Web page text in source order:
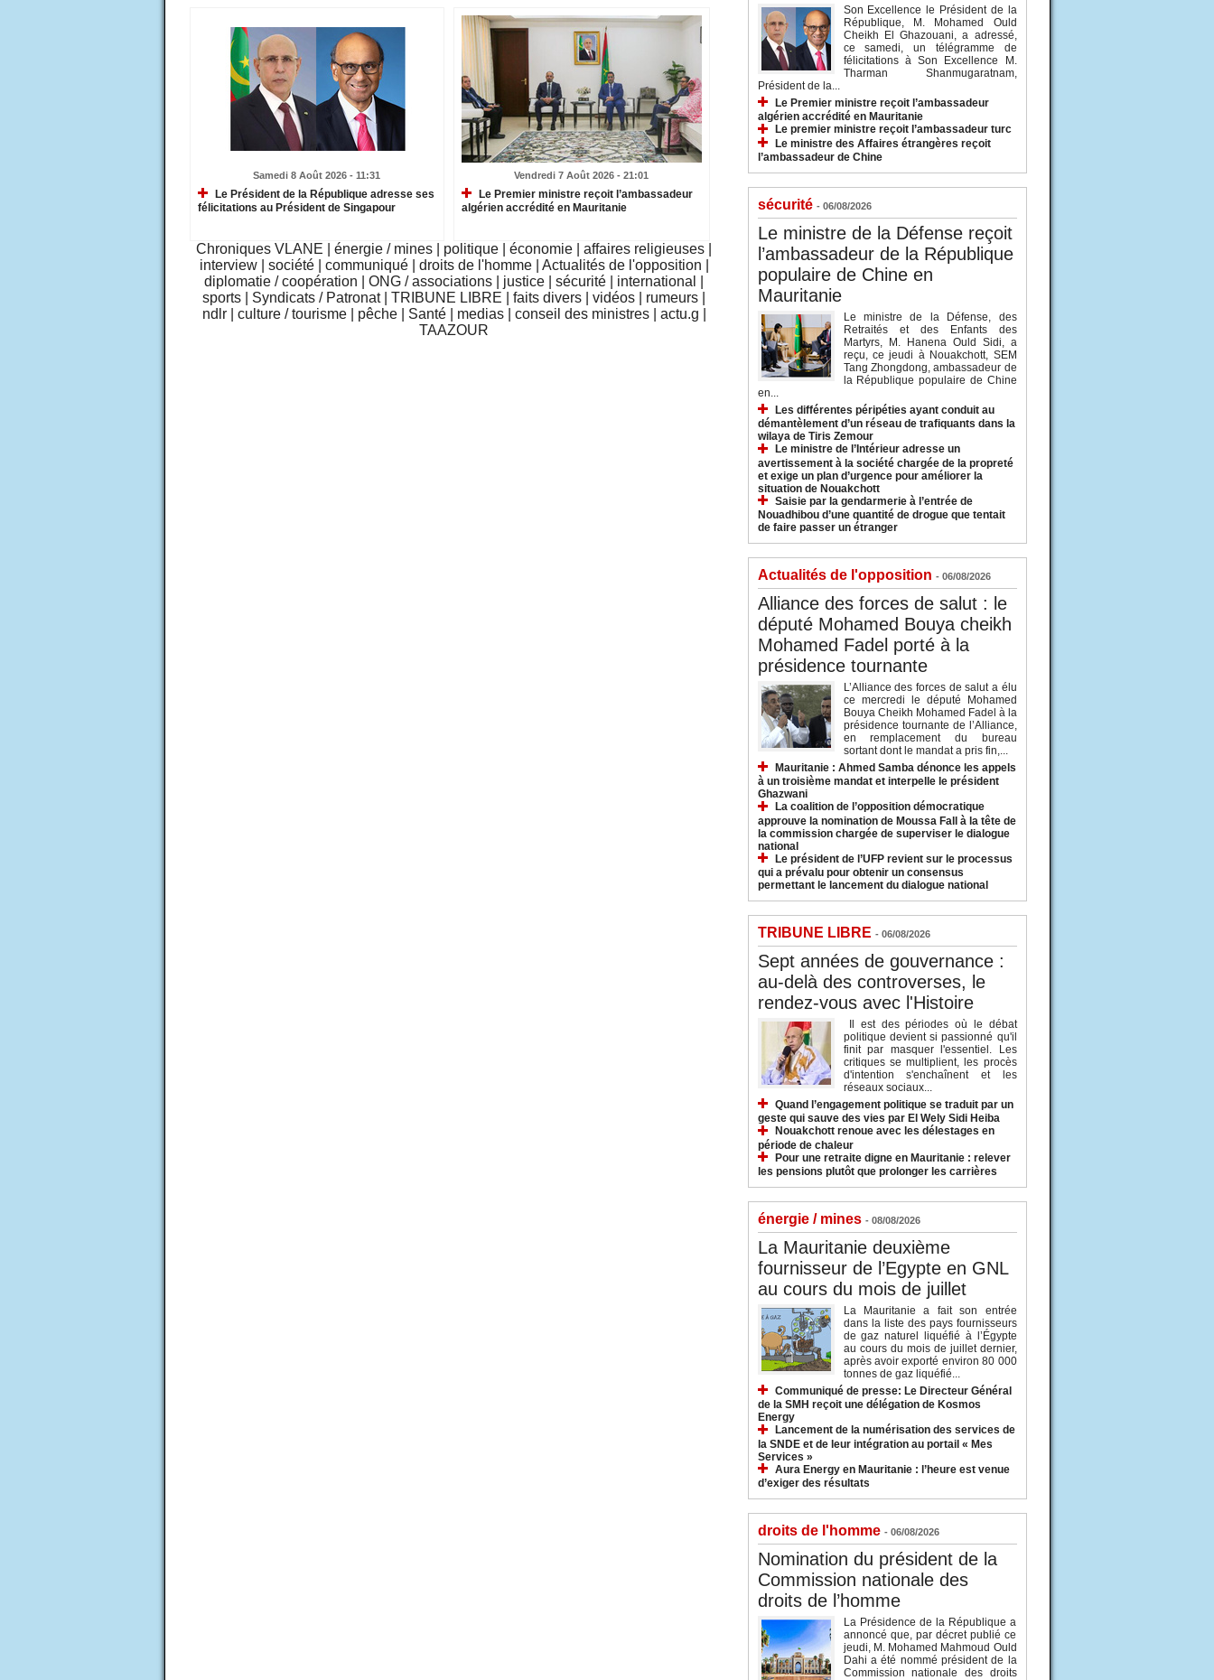
Samedi 8 Août 2026 - 11:31
Le Président de la République adresse ses
félicitations au Président de Singapour
Vendredi 7 Août 2026 - 21:01
Le Premier ministre reçoit l’ambassadeur
algérien accrédité en Mauritanie
Chroniques VLANE énergie / mines politique économie affaires religieuses
interview
société communiqué droits de l'homme Actualités de l'opposition
diplomatie / coopération
ONG / associations justice sécurité international
sports
Syndicats / Patronat TRIBUNE LIBRE faits divers vidéos rumeurs
ndlr
culture / tourisme pêche Santé medias conseil des ministres actu.g
TAAZOUR
Son Excellence le Président de la
République, M. Mohamed Ould
Cheikh El Ghazouani, a adressé,
ce samedi, un télégramme de
félicitations à Son Excellence M.
Tharman Shanmugaratnam,
Président de la...
Le Premier ministre reçoit l’ambassadeur
algérien accrédité en Mauritanie
Le premier ministre reçoit l’ambassadeur turc
Le ministre des Affaires étrangères reçoit
l’ambassadeur de Chine
sécurité - 06/08/2026
Le ministre de la Défense reçoit
l’ambassadeur de la République
populaire de Chine en
Mauritanie
Le ministre de la Défense, des
Retraités et des Enfants des
Martyrs, M. Hanena Ould Sidi, a
reçu, ce jeudi à Nouakchott, SEM
Tang Zhongdong, ambassadeur de
la République populaire de Chine
en...
Les différentes péripéties ayant conduit au
démantèlement d’un réseau de trafiquants dans la
wilaya de Tiris Zemour
Le ministre de l’Intérieur adresse un
avertissement à la société chargée de la propreté
et exige un plan d’urgence pour améliorer la
situation de Nouakchott
Saisie par la gendarmerie à l’entrée de
Nouadhibou d’une quantité de drogue que tentait
de faire passer un étranger
Actualités de l'opposition - 06/08/2026
Alliance des forces de salut : le
député Mohamed Bouya cheikh
Mohamed Fadel porté à la
présidence tournante
L’Alliance des forces de salut a élu
ce mercredi le député Mohamed
Bouya Cheikh Mohamed Fadel à la
présidence tournante de l’Alliance,
en remplacement du bureau
sortant dont le mandat a pris fin,...
Mauritanie : Ahmed Samba dénonce les appels
à un troisième mandat et interpelle le président
Ghazwani
La coalition de l’opposition démocratique
approuve la nomination de Moussa Fall à la tête de
la commission chargée de superviser le dialogue
national
Le président de l’UFP revient sur le processus
qui a prévalu pour obtenir un consensus
permettant le lancement du dialogue national
TRIBUNE LIBRE - 06/08/2026
Sept années de gouvernance :
au-delà des controverses, le
rendez-vous avec l'Histoire
Il est des périodes où le débat
politique devient si passionné qu'il
finit par masquer l'essentiel. Les
critiques se multiplient, les procès
d'intention s'enchaînent et les
réseaux sociaux...
Quand l’engagement politique se traduit par un
geste qui sauve des vies par El Wely Sidi Heiba
Nouakchott renoue avec les délestages en
période de chaleur
Pour une retraite digne en Mauritanie : relever
les pensions plutôt que prolonger les carrières
énergie / mines - 08/08/2026
La Mauritanie deuxième
fournisseur de l’Egypte en GNL
au cours du mois de juillet
La Mauritanie a fait son entrée
dans la liste des pays fournisseurs
de gaz naturel liquéfié à l’Égypte
au cours du mois de juillet dernier,
après avoir exporté environ 80 000
tonnes de gaz liquéfié...
Communiqué de presse: Le Directeur Général
de la SMH reçoit une délégation de Kosmos
Energy
Lancement de la numérisation des services de
la SNDE et de leur intégration au portail « Mes
Services »
Aura Energy en Mauritanie : l’heure est venue
d’exiger des résultats
droits de l'homme - 06/08/2026
Nomination du président de la
Commission nationale des
droits de l’homme
La Présidence de la République a
annoncé que, par décret publié ce
jeudi, M. Mohamed Mahmoud Ould
Dahi a été nommé président de la
Commission nationale des droits